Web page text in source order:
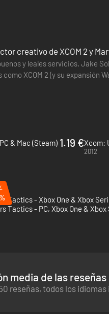
XCOM 2 Collection para
creativo de XCOM 2 y
y leales servicios, Jake
XCOM 2 (y su expansión
& Mac (Steam) 1.19 €Xcom:
2012
Tactics - Xbox One & Xbox
media de las reseñas
reseñas, todos los